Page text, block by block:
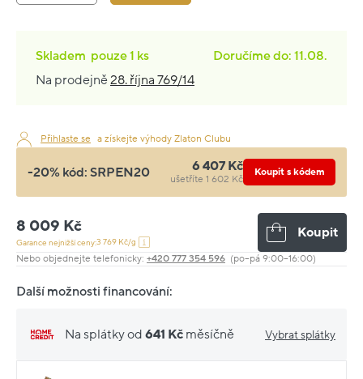
Skladem pouze1 ks
Doručíme do: 11.08.
Na prodejně28. října 769/14
Přihlaste se a získejte výhody Zlaton Clubu
-20% kód: SRPEN20 6 407 Kč
ušetříte 1 602 Kč
Koupit s kódem
8 009 Kč
Garance nejnižší ceny:3 769 Kč/g
Koupit
Nebo objednejte telefonicky: +420 777 354 596 (po–pá 9:00–16:00)
Další možnosti financování:
Na splátky od 641 Kč měsíčně Vybrat splátky